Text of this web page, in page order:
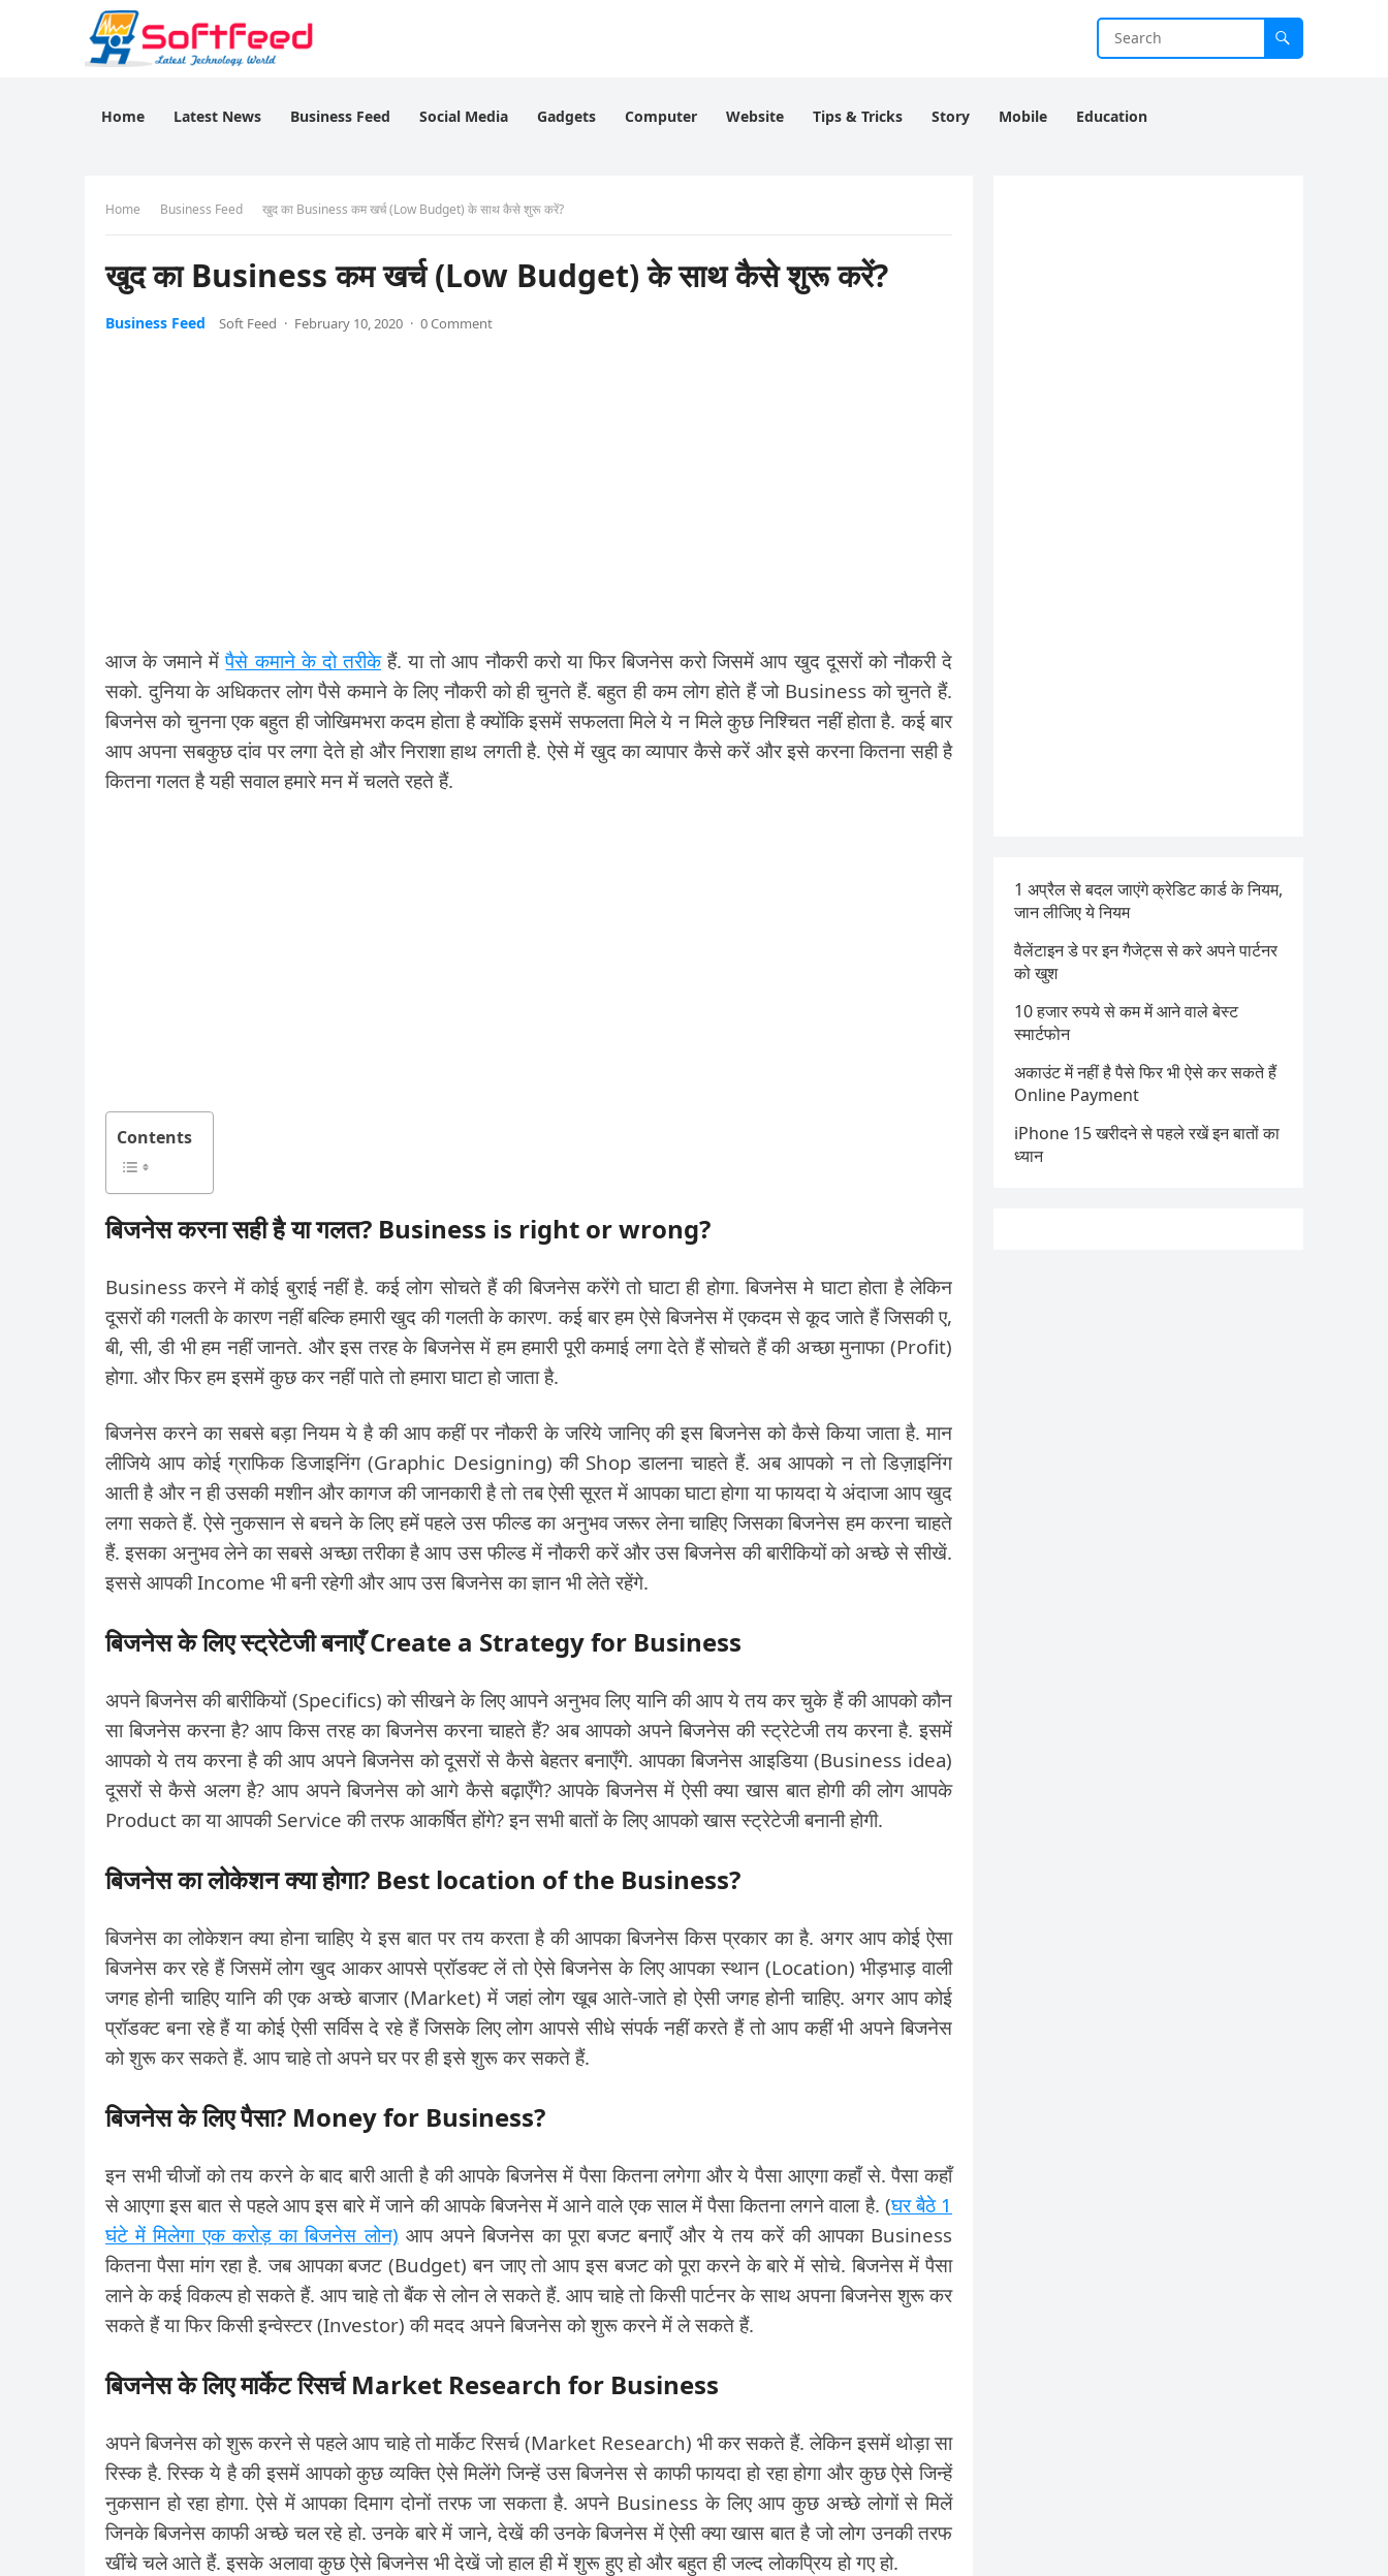
Home Latest News Business Feed Social Media Gadgets Computer Website Tips & Tricks Story Mobile Education
Home Business Feed खुद का Business कम खर्च (Low Budget) के साथ कैसे शुरू करें?
खुद का Business कम खर्च (Low Budget) के साथ कैसे शुरू करें?
Business Feed Soft Feed · February 10, 2020 · 0 Comment
आज के जमाने मेंपैसे कमाने के दो तरीकेहैं. या तो आप नौकरी करो या फिर बिजनेस करो जिसमें आप खुद दूसरों को नौकरी दे
सको. दुनिया के अधिकतर लोग पैसे कमाने के लिए नौकरी को ही चुनते हैं. बहुत ही कम लोग होते हैं जो Business को चुनते हैं.
बिजनेस को चुनना एक बहुत ही जोखिमभरा कदम होता है क्योंकि इसमें सफलता मिले ये न मिले कुछ निश्चित नहीं होता है. कई बार
आप अपना सबकुछ दांव पर लगा देते हो और निराशा हाथ लगती है. ऐसे में खुद का व्यापार कैसे करें और इसे करना कितना सही है
कितना गलत है यही सवाल हमारे मन में चलते रहते हैं.
Contents
बिजनेस करना सही है या गलत? Business is right or wrong?
Business करने में कोई बुराई नहीं है. कई लोग सोचते हैं की बिजनेस करेंगे तो घाटा ही होगा. बिजनेस मे घाटा होता है लेकिन
दूसरों की गलती के कारण नहीं बल्कि हमारी खुद की गलती के कारण. कई बार हम ऐसे बिजनेस में एकदम से कूद जाते हैं जिसकी ए,
बी, सी, डी भी हम नहीं जानते. और इस तरह के बिजनेस में हम हमारी पूरी कमाई लगा देते हैं सोचते हैं की अच्छा मुनाफा (Profit)
होगा. और फिर हम इसमें कुछ कर नहीं पाते तो हमारा घाटा हो जाता है.
बिजनेस करने का सबसे बड़ा नियम ये है की आप कहीं पर नौकरी के जरिये जानिए की इस बिजनेस को कैसे किया जाता है. मान
लीजिये आप कोई ग्राफिक डिजाइनिंग (Graphic Designing) की Shop डालना चाहते हैं. अब आपको न तो डिज़ाइनिंग
आती है और न ही उसकी मशीन और कागज की जानकारी है तो तब ऐसी सूरत में आपका घाटा होगा या फायदा ये अंदाजा आप खुद
लगा सकते हैं. ऐसे नुकसान से बचने के लिए हमें पहले उस फील्ड का अनुभव जरूर लेना चाहिए जिसका बिजनेस हम करना चाहते
हैं. इसका अनुभव लेने का सबसे अच्छा तरीका है आप उस फील्ड में नौकरी करें और उस बिजनेस की बारीकियों को अच्छे से सीखें.
इससे आपकी Income भी बनी रहेगी और आप उस बिजनेस का ज्ञान भी लेते रहेंगे.
बिजनेस के लिए स्ट्रेटेजी बनाएँ Create a Strategy for Business
अपने बिजनेस की बारीकियों (Specifics) को सीखने के लिए आपने अनुभव लिए यानि की आप ये तय कर चुके हैं की आपको कौन
सा बिजनेस करना है? आप किस तरह का बिजनेस करना चाहते हैं? अब आपको अपने बिजनेस की स्ट्रेटेजी तय करना है. इसमें
आपको ये तय करना है की आप अपने बिजनेस को दूसरों से कैसे बेहतर बनाएँगे. आपका बिजनेस आइडिया (Business idea)
दूसरों से कैसे अलग है? आप अपने बिजनेस को आगे कैसे बढ़ाएँगे? आपके बिजनेस में ऐसी क्या खास बात होगी की लोग आपके
Product का या आपकी Service की तरफ आकर्षित होंगे? इन सभी बातों के लिए आपको खास स्ट्रेटेजी बनानी होगी.
बिजनेस का लोकेशन क्या होगा? Best location of the Business?
बिजनेस का लोकेशन क्या होना चाहिए ये इस बात पर तय करता है की आपका बिजनेस किस प्रकार का है. अगर आप कोई ऐसा
बिजनेस कर रहे हैं जिसमें लोग खुद आकर आपसे प्रॉडक्ट लें तो ऐसे बिजनेस के लिए आपका स्थान (Location) भीड़भाड़ वाली
जगह होनी चाहिए यानि की एक अच्छे बाजार (Market) में जहां लोग खूब आते-जाते हो ऐसी जगह होनी चाहिए. अगर आप कोई
प्रॉडक्ट बना रहे हैं या कोई ऐसी सर्विस दे रहे हैं जिसके लिए लोग आपसे सीधे संपर्क नहीं करते हैं तो आप कहीं भी अपने बिजनेस
को शुरू कर सकते हैं. आप चाहे तो अपने घर पर ही इसे शुरू कर सकते हैं.
बिजनेस के लिए पैसा? Money for Business?
इन सभी चीजों को तय करने के बाद बारी आती है की आपके बिजनेस में पैसा कितना लगेगा और ये पैसा आएगा कहाँ से. पैसा कहाँ
से आएगा इस बात से पहले आप इस बारे में जाने की आपके बिजनेस में आने वाले एक साल में पैसा कितना लगने वाला है. (घर बैठे 1
घंटे में मिलेगा एक करोड़ का बिजनेस लोन) आप अपने बिजनेस का पूरा बजट बनाएँ और ये तय करें की आपका Business
कितना पैसा मांग रहा है. जब आपका बजट (Budget) बन जाए तो आप इस बजट को पूरा करने के बारे में सोचे. बिजनेस में पैसा
लाने के कई विकल्प हो सकते हैं. आप चाहे तो बैंक से लोन ले सकते हैं. आप चाहे तो किसी पार्टनर के साथ अपना बिजनेस शुरू कर
सकते हैं या फिर किसी इन्वेस्टर (Investor) की मदद अपने बिजनेस को शुरू करने में ले सकते हैं.
बिजनेस के लिए मार्केट रिसर्च Market Research for Business
अपने बिजनेस को शुरू करने से पहले आप चाहे तो मार्केट रिसर्च (Market Research) भी कर सकते हैं. लेकिन इसमें थोड़ा सा
रिस्क है. रिस्क ये है की इसमें आपको कुछ व्यक्ति ऐसे मिलेंगे जिन्हें उस बिजनेस से काफी फायदा हो रहा होगा और कुछ ऐसे जिन्हें
नुकसान हो रहा होगा. ऐसे में आपका दिमाग दोनों तरफ जा सकता है. अपने Business के लिए आप कुछ अच्छे लोगों से मिलें
जिनके बिजनेस काफी अच्छे चल रहे हो. उनके बारे में जाने, देखें की उनके बिजनेस में ऐसी क्या खास बात है जो लोग उनकी तरफ
खींचे चले आते हैं. इसके अलावा कुछ ऐसे बिजनेस भी देखें जो हाल ही में शुरू हुए हो और बहुत ही जल्द लोकप्रिय हो गए हो.
1 अप्रैल से बदल जाएंगे क्रेडिट कार्ड के नियम,
जान लीजिए ये नियम
वैलेंटाइन डे पर इन गैजेट्स से करे अपने पार्टनर
को खुश
10 हजार रुपये से कम में आने वाले बेस्ट
स्मार्टफोन
अकाउंट में नहीं है पैसे फिर भी ऐसे कर सकते हैं
Online Payment
iPhone 15 खरीदने से पहले रखें इन बातों का
ध्यान